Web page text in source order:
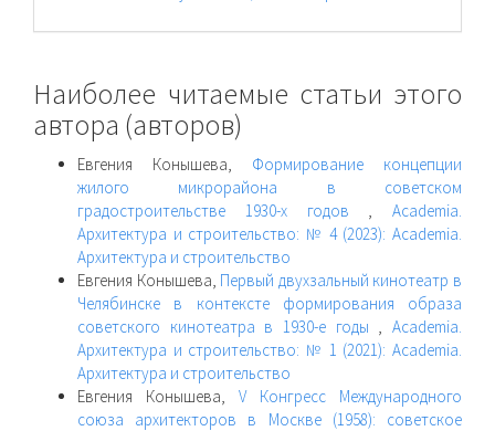
Наиболее читаемые статьи этого
автора (авторов)
Евгения Конышева, Формирование концепции
жилого микрорайона в советском
градостроительстве 1930-х годов , Academia.
Архитектура и строительство: № 4 (2023): Academia.
Архитектура и строительство
Евгения Конышева, Первый двухзальный кинотеатр в
Челябинске в контексте формирования образа
советского кинотеатра в 1930-е годы ,Academia.
Архитектура и строительство: № 1 (2021): Academia.
Архитектура и строительство
Евгения Конышева, V Конгресс Международного
союза архитекторов в Москве (1958): советское